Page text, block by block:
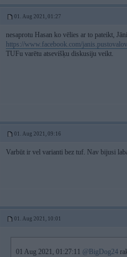
01. Aug 2021, 01:27
nesaprotu Hasan ko vēlies ar to pateikt,
https://www.facebook.com/
TUFu varētu atsevišķu diskusiju veikt.
01. Aug 2021, 09:16
Varbūt ir vel varianti bez tuf. Nav bijusi
01. Aug 2021, 10:01
01 Aug 2021, 01:27:11 @BigDog24